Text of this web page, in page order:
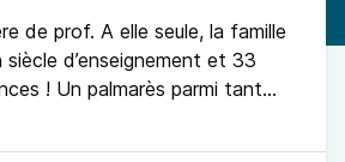
de prof. A elle seule, la famille
siècle d’enseignement et 33
! Un palmarès parmi tant
S partage sur scène avec
Un humour, toujours